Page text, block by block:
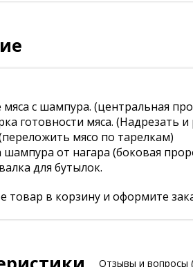
мяса с шампура. (центральная
готовности мяса. (Надрезать и
мясо по тарелкам)
шампура от нагара (боковая
для бутылок.
товар в корзину и оформите
Отзывы и вопросы